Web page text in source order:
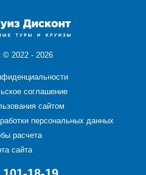
© 2022 - 2026
соглашение
сайтом
персональных данных
расчета
сайта